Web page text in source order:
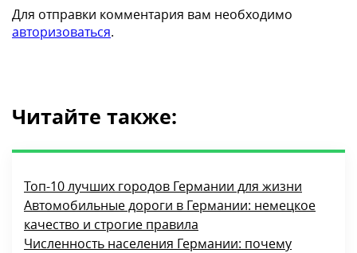
Для отправки комментария вам необходимо
авторизоваться.
Читайте также:
Топ-10 лучших городов Германии для жизни
Автомобильные дороги в Германии: немецкое
качество и строгие правила
Численность населения Германии: почему